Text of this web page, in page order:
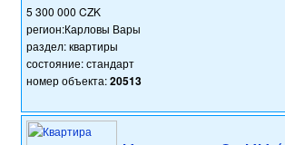
5 300 000 CZK
регион:Карловы Вары
раздел: квартиры
состояние: стандарт
номер объекта:20513